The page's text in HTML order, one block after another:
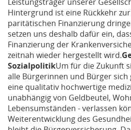
Hintergrund ist eine Rückkehr
paritätischen Finanzierung
setzen uns deshalb dafür ein,
Finanzierung der
zeitnah wieder hergestellt wird.
SozialpolitikUm für die Zukunft
alle Bürgerinnen und Bürger
eine qualitativ hochwertige
unabhängig von Geldbeutel,
Lebensumständen - verlassen
Weiterentwicklung des